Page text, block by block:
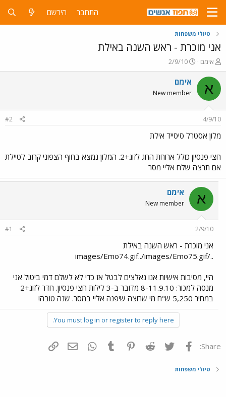
התחבר הירשם
טיולי משפחות
אני מוכרת - ראש השנה באילת
פ
ו
ת
ח
ה
ו
ש
א
אימם
פ
ו
ר
ם
ר
2/9/10
א אימם
New member
4/9/10
#2
מלון אסטרל סיסייד אילת
חצי פנסיון כולל ארוחת החג לזוג+2. המלון נמצא בחוף הצפוני קרוב לטיילת
אם תרצה שלח אליי מסר
א אימם
New member
2/9/10
#1
אני מוכרת - ראש השנה באילת
../images/Emo74.gif../images/Emo75.gif
היי, מסיבות אישיות אנו נאלצים לבטל אז כדי לא לשלם דמי ביטול אני
מנסה למכור: 8-11.9.10 מדובר ב-3 לילות חצי פנסיון. חדר לזוג+2
במחיר 5,250 ש"ח מי שרוצה שיפנה אליי במסר. שנה טובה!
You must log in or register to reply here.
Share: פייסבוק Twitter
Reddit
Pinterest
Tumblr
WhatsAppדואר אלקטרוני
טיולי משפחות